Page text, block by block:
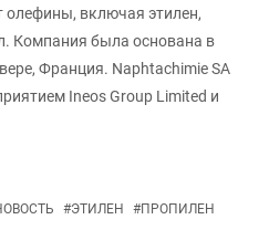
олефины, включая этилен,
Компания была основана в
Франция. Naphtachimie SA
Ineos Group Limited и
#ЭТИЛЕН #ПРОПИЛЕН